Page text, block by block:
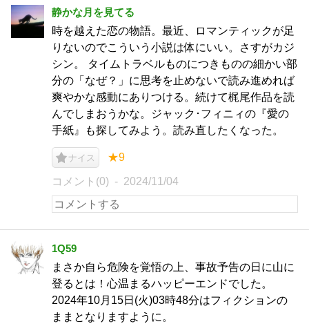
静かな月を見てる
時を越えた恋の物語。最近、ロマンティックが足
りないのでこういう小説は体にいい。さすがカジ
シン。 タイムトラベルものにつきものの細かい部
分の「なぜ？」に思考を止めないで読み進めれば
爽やかな感動にありつける。続けて梶尾作品を読
んでしまおうかな。ジャック･フィニィの『愛の
手紙』も探してみよう。読み直したくなった。
ナイス ★9
コメント(0) 2024/11/04
1Q59
まさか自ら危険を覚悟の上、事故予告の日に山に
登るとは！心温まるハッピーエンドでした。
2024年10月15日(火)03時48分はフィクションの
ままとなりますように。